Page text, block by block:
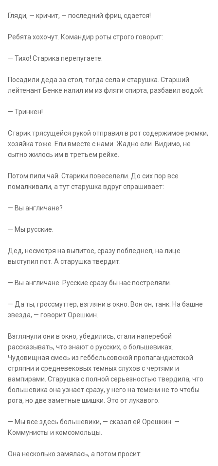
Гляди, — кричит, — последний фриц сдается!
Ребята хохочут. Командир роты строго говорит:
— Тихо! Старика перепугаете.
Посадили деда за стол, тогда села и старушка. Старший
лейтенант Бенке налил им из фляги спирта, разбавил водой:
— Тринкен!
Старик трясущейся рукой отправил в рот содержимое рюмки,
хозяйка тоже. Ели вместе с нами. Жадно ели. Видимо, не
сытно жилось им в третьем рейхе.
Потом пили чай. Старики повеселели. До сих пор все
помалкивали, а тут старушка вдруг спрашивает:
— Вы англичане?
— Мы русские.
Дед, несмотря на выпитое, сразу побледнел, на лице
выступил пот. А старушка твердит:
— Вы англичане. Русские сразу бы нас постреляли.
— Да ты, гроссмуттер, взгляни в окно. Вон он, танк. На башне
звезда, — говорит Орешкин.
Взглянули они в окно, убедились, стали наперебой
рассказывать, что знают о русских, о большевиках.
Чудовищная смесь из геббельсовской пропагандистской
стряпни и средневековых темных слухов с чертями и
вампирами. Старушка с полной серьезностью твердила, что
большевика она узнает сразу, у него на темени не то чтобы
рога, но две заметные шишки. Это от лукавого.
— Мы все здесь большевики, — сказал ей Орешкин. —
Коммунисты и комсомольцы.
Она несколько замялась, а потом просит: